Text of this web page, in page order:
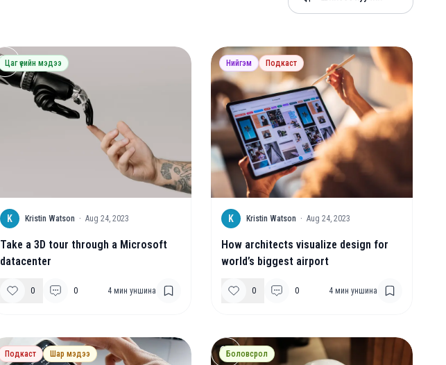
Цаг үеийн мэдээ
K Kristin Watson · Aug 24, 2023
Take a 3D tour through a Microsoft
datacenter
0 0 4 мин уншина
Нийгэм Подкаст
K Kristin Watson · Aug 24, 2023
How architects visualize design for
world’s biggest airport
0 0 4 мин уншина
Подкаст Шар мэдээ Боловсрол